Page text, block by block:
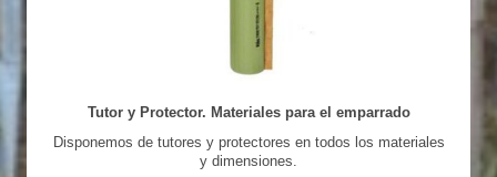
Tutor y Protector. Materiales para el emparrado
Disponemos de tutores y protectores en todos los materiales
y dimensiones.